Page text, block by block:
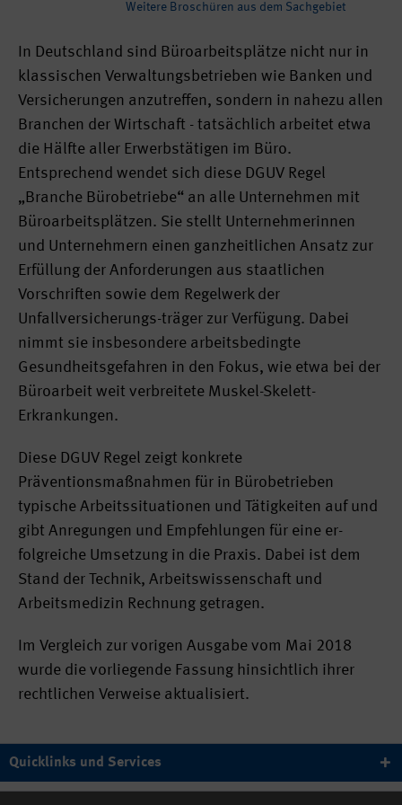
Weitere Broschüren aus dem Sachgebiet
In Deutschland sind Büroarbeitsplätze nicht nur in
klassischen Verwaltungsbetrieben wie Banken und
Versicherungen anzutreffen, sondern in nahezu allen
Branchen der Wirtschaft - tatsächlich arbeitet etwa
die Hälfte aller Erwerbstätigen im Büro.
Entsprechend wendet sich diese DGUV Regel
„Branche Bürobetriebe“ an alle Unternehmen mit
Büroarbeitsplätzen. Sie stellt Unternehmerinnen
und Unternehmern einen ganzheitlichen Ansatz zur
Erfüllung der Anforderungen aus staatlichen
Vorschriften sowie dem Regelwerk der
Unfallversicherungs-träger zur Verfügung. Dabei
nimmt sie insbesondere arbeitsbedingte
Gesundheitsgefahren in den Fokus, wie etwa bei der
Büroarbeit weit verbreitete Muskel-Skelett-
Erkrankungen.
Diese DGUV Regel zeigt konkrete
Präventionsmaßnahmen für in Bürobetrieben
typische Arbeitssituationen und Tätigkeiten auf und
gibt Anregungen und Empfehlungen für eine er-
folgreiche Umsetzung in die Praxis. Dabei ist dem
Stand der Technik, Arbeitswissenschaft und
Arbeitsmedizin Rechnung getragen.
Im Vergleich zur vorigen Ausgabe vom Mai 2018
wurde die vorliegende Fassung hinsichtlich ihrer
rechtlichen Verweise aktualisiert.
Quicklinks und Services